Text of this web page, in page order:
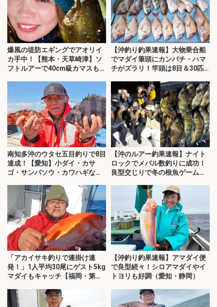
爆風の堤防エギングでアオリイ
カ手中！【熊本・天草崎津】ソ
フトルアーで40cm級カマスも登
【沖釣り釣果速報】大物乗合船
でマダイ筆頭にカンパチ・ハマ
チがズラリ！竿頭は8目＆30匹
南知多沖のウタセ五目釣りで8目
達成！【愛知】小ダイ・カサ
ゴ・サンバソウ・カワハギなど
【沖のルアー釣果速報】ナイト
ロックでメバル数釣りに成功！
良型交じりで冬の根魚ゲーム満
「アカイサキ釣りで連掛け連
発！」1人平均30尾にゲスト5kg
マダイもキャッチ【福岡・第二
【沖釣り釣果速報】アマダイ便
で良型続々！シロアマダイやイ
トヨリも好調（愛知・静岡）